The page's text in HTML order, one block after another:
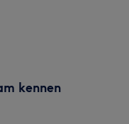
kennen